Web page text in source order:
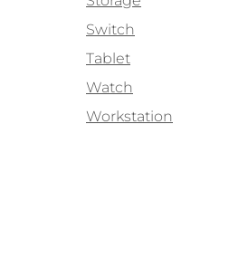
Switch
Tablet
Watch
Workstation